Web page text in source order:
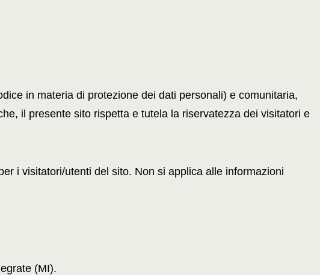
in materia di protezione dei dati personali) e comunitaria,
il presente sito rispetta e tutela la riservatezza dei visitatori e
i visitatori/utenti del sito. Non si applica alle informazioni
(MI).